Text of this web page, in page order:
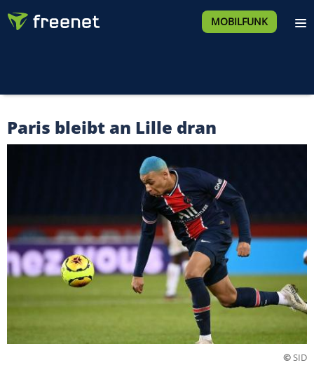
MOBILFUNK
Paris bleibt an Lille dran
©SID